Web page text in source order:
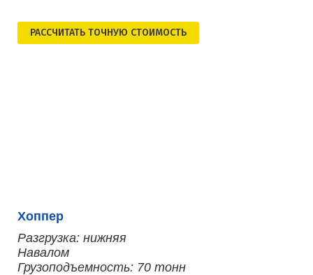
РАСCЧИТАТЬ ТОЧНУЮ СТОИМОСТЬ
Хоппер
Разгрузка: нижняя
Навалом
Грузоподъемность: 70 тонн